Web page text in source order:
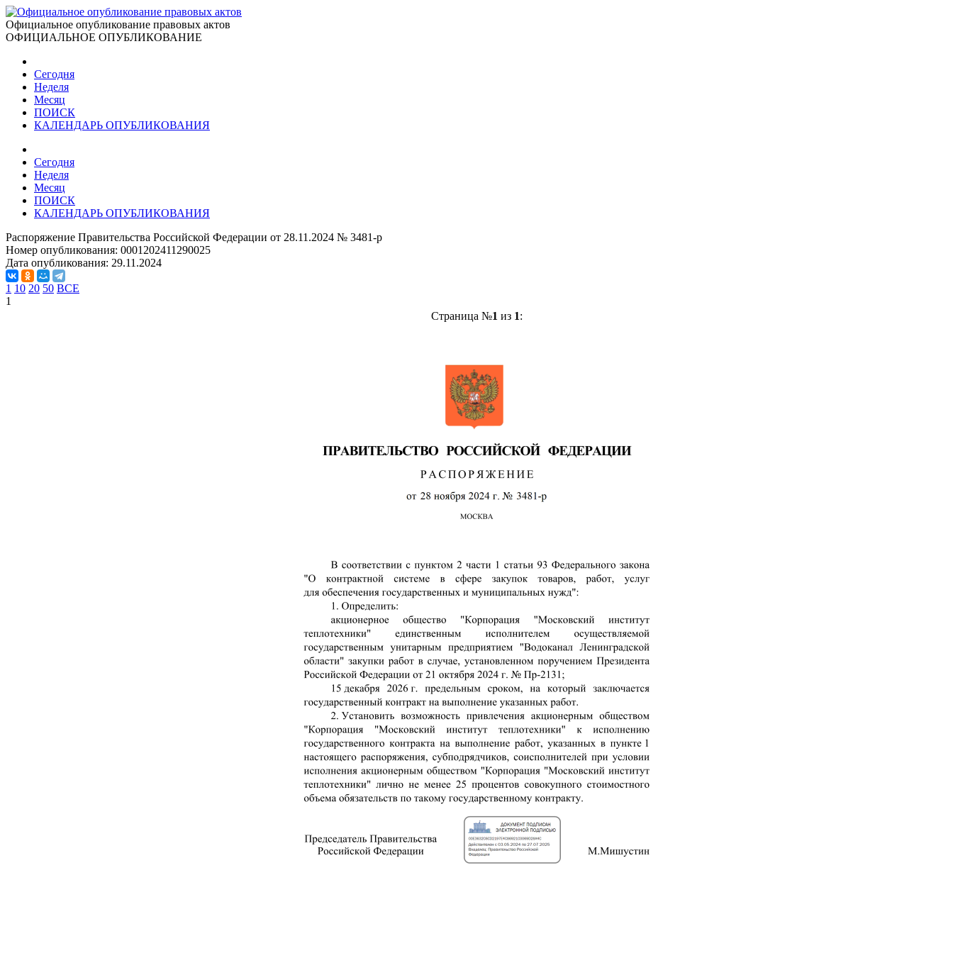
Официальное опубликование правовых актов
ОФИЦИАЛЬНОЕ ОПУБЛИКОВАНИЕ
Сегодня
Неделя
Месяц
ПОИСК
КАЛЕНДАРЬ ОПУБЛИКОВАНИЯ
Сегодня
Неделя
Месяц
ПОИСК
КАЛЕНДАРЬ ОПУБЛИКОВАНИЯ
Распоряжение Правительства Российской Федерации от 28.11.2024 № 3481-р
Номер опубликования: 0001202411290025
Дата опубликования: 29.11.2024
1 10 20 50 ВСЕ
1
Страница №1 из 1: